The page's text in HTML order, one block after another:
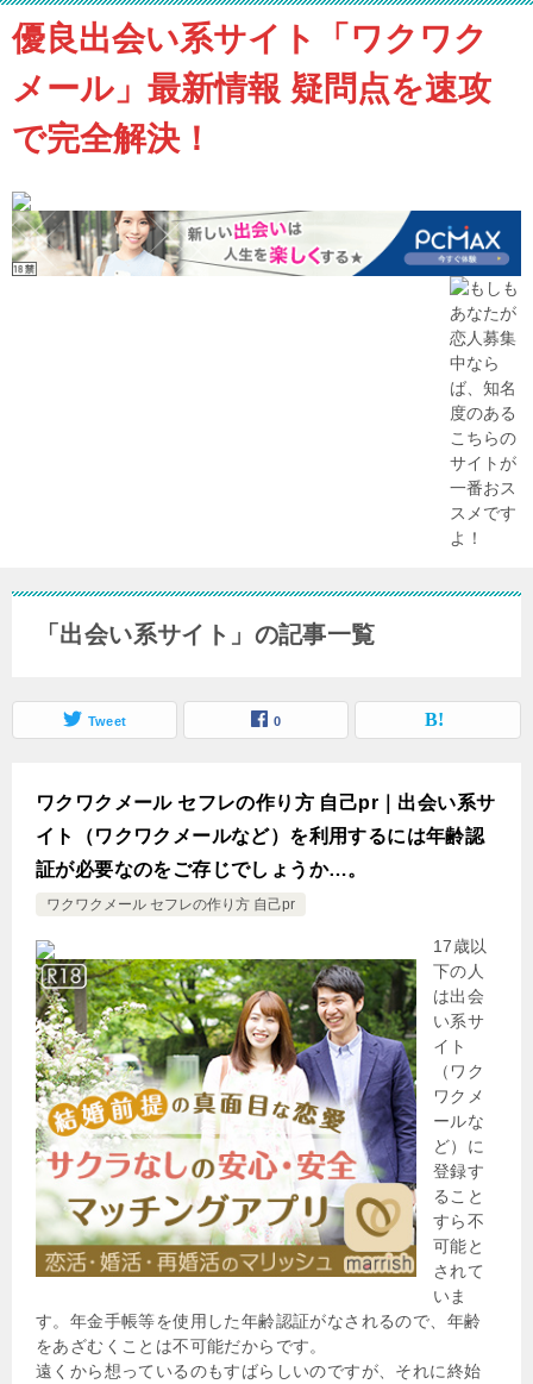
優良出会い系サイト「ワクワク
メール」最新情報 疑問点を速攻
で完全解決！
「出会い系サイト」の記事一覧
Tweet 0
ワクワクメール セフレの作り方 自己pr｜出会い系サ
イト（ワクワクメールなど）を利用するには年齢認
証が必要なのをご存じでしょうか…。
ワクワクメール セフレの作り方 自己pr
17歳以
下の人
は出会
い系サ
イト
（ワク
ワクメ
ールな
ど）に
登録す
ること
すら不
可能と
されて
いま
す。年金手帳等を使用した年齢認証がなされるので、年齢
をあざむくことは不可能だからです。
遠くから想っているのもすばらしいのですが、それに終始